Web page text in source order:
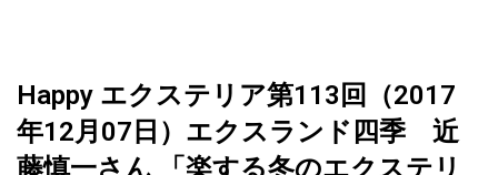
Happy エクステリア第113回（2017
年12月07日）エクスランド四季 近
藤慎一さん 「楽する冬のエクステリ